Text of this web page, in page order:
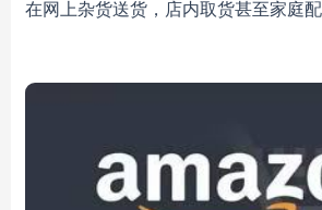
在网上杂货送货，店内取货甚至家庭配